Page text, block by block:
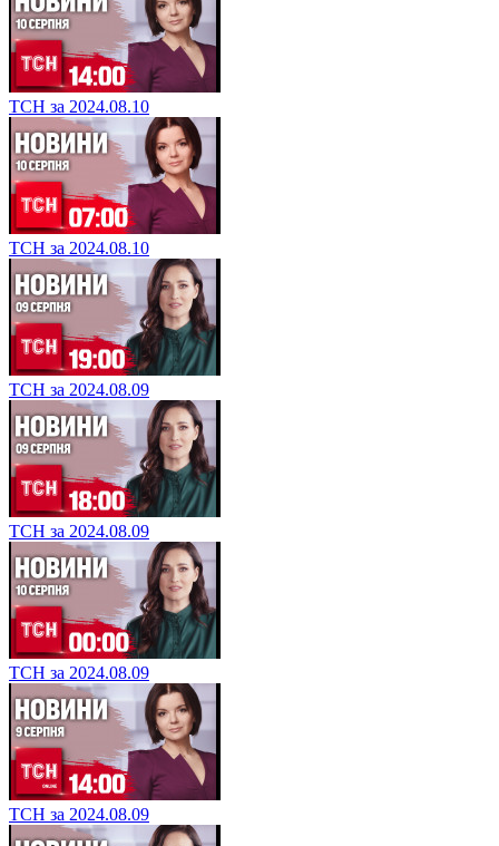
ТСН за 2024.08.10
ТСН за 2024.08.10
ТСН за 2024.08.09
ТСН за 2024.08.09
ТСН за 2024.08.09
ТСН за 2024.08.09